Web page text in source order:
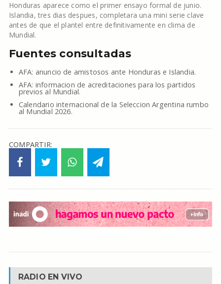
Honduras aparece como el primer ensayo formal de junio.
Islandia, tres dias despues, completara una mini serie clave
antes de que el plantel entre definitivamente en clima de
Mundial.
Fuentes consultadas
AFA: anuncio de amistosos ante Honduras e Islandia.
AFA: informacion de acreditaciones para los partidos
previos al Mundial.
Calendario internacional de la Seleccion Argentina rumbo
al Mundial 2026.
COMPARTIR:
RADIO EN VIVO